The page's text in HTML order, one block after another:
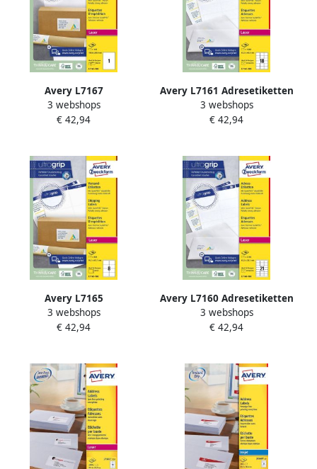
Avery L7167
Verzendetiketten Laser
Ultragrip wit 100 vellen 1
3 webshops
€ 42,94
Avery L7161 Adresetiketten
Laser Ultragrip wit 100
vellen 18 per vel 63 5 x 46 6
3 webshops
€ 42,94
Avery L7165
Verzendetiketten Laser
Ultragrip wit 100 vellen 8
3 webshops
€ 42,94
Avery L7160 Adresetiketten
Laser Ultragrip wit 100
vellen 21 per vel 63 5 x 38 1
3 webshops
€ 42,94